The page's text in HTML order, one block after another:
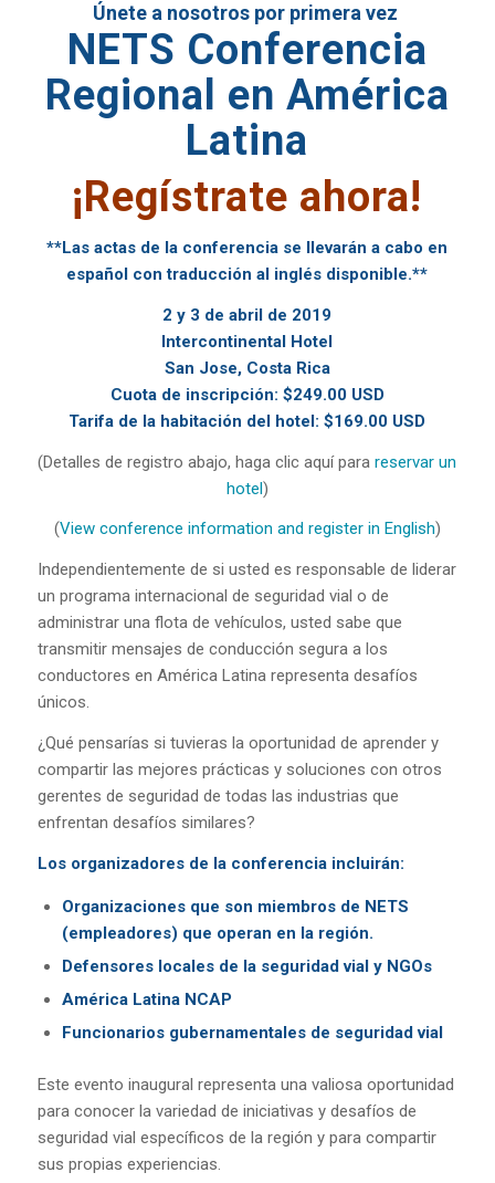
Únete a nosotros por primera vez
NETS Conferencia
Regional en América
Latina
¡Regístrate ahora!
**Las actas de la conferencia se llevarán a cabo en
español con traducción al inglés disponible.**
2 y 3 de abril de 2019
Intercontinental Hotel
San Jose, Costa Rica
Cuota de inscripción: $249.00 USD
Tarifa de la habitación del hotel: $169.00 USD
(Detalles de registro abajo, haga clic aquí parareservar un
hotel)
(View conference information and register in English)
Independientemente de si usted es responsable de liderar
un programa internacional de seguridad vial o de
administrar una flota de vehículos, usted sabe que
transmitir mensajes de conducción segura a los
conductores en América Latina representa desafíos
únicos.
¿Qué pensarías si tuvieras la oportunidad de aprender y
compartir las mejores prácticas y soluciones con otros
gerentes de seguridad de todas las industrias que
enfrentan desafíos similares?
Los organizadores de la conferencia incluirán:
Organizaciones que son miembros de NETS
(empleadores) que operan en la región.
Defensores locales de la seguridad vial y NGOs
América Latina NCAP
Funcionarios gubernamentales de seguridad vial
Este evento inaugural representa una valiosa oportunidad
para conocer la variedad de iniciativas y desafíos de
seguridad vial específicos de la región y para compartir
sus propias experiencias.